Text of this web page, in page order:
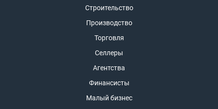
Строительство
Производство
Торговля
Селлеры
Агентства
Финансисты
Малый бизнес